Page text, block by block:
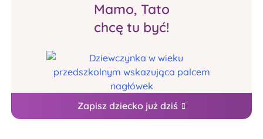
Mamo, Tato
chcę tu być!
Zapisz dziecko już dziś